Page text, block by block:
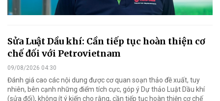
Sửa Luật Dầu khí: Cần tiếp tục hoàn thiện cơ
chế đối với Petrovietnam
09/08/2026 04:30
Đánh giá cao các nội dung được cơ quan soạn thảo đề xuất, tuy
nhiên, bên cạnh những điểm tích cực, góp ý Dự thảo Luật Dầu khí
(sửa đổi), không ít ý kiến cho rằng, cần tiếp tục hoàn thiện cơ chế